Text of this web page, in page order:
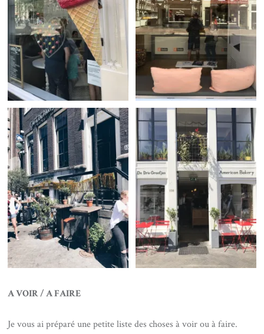
A VOIR / A FAIRE
Je vous ai préparé une petite liste des choses à voir ou à faire.